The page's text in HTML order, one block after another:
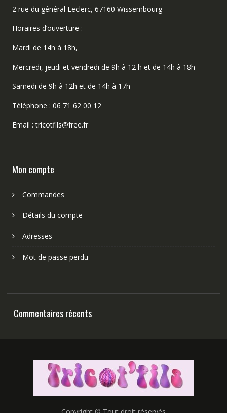
2 rue du général Leclerc, 67160 Wissembourg
Horaires d’ouverture :
Mardi de 14h à 18h,
Mercredi, jeudi et vendredi de 9h à 12 h et de 14h à 18h
Samedi de 9h à 12h et de 14h à 17h
Téléphone : 06 71 62 00 12
Email : tricotfils@free.fr
Mon compte
Commandes
Détails du compte
Adresses
Mot de passe perdu
Commentaires récents